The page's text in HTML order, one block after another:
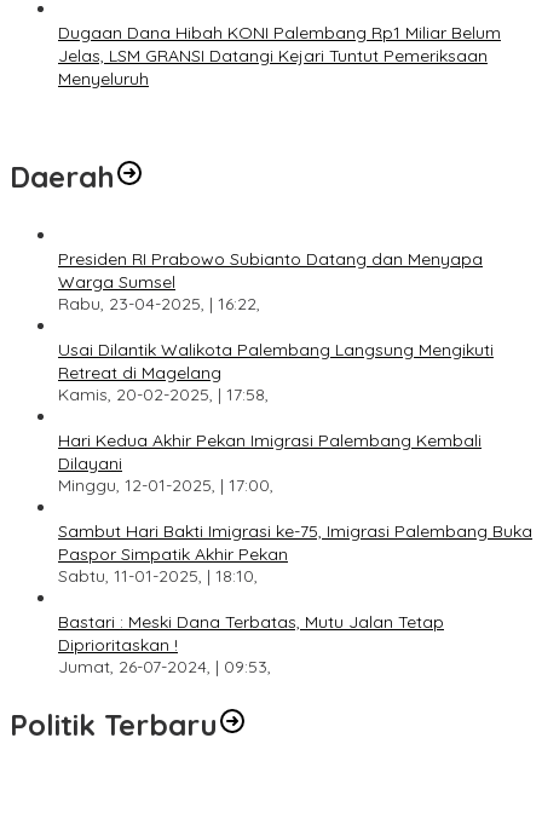
Dugaan Dana Hibah KONI Palembang Rp1 Miliar Belum
Jelas, LSM GRANSI Datangi Kejari Tuntut Pemeriksaan
Menyeluruh
Daerah
Presiden RI Prabowo Subianto Datang dan Menyapa
Warga Sumsel
Rabu, 23-04-2025, | 16:22,
Usai Dilantik Walikota Palembang Langsung Mengikuti
Retreat di Magelang
Kamis, 20-02-2025, | 17:58,
Hari Kedua Akhir Pekan Imigrasi Palembang Kembali
Dilayani
Minggu, 12-01-2025, | 17:00,
Sambut Hari Bakti Imigrasi ke-75, Imigrasi Palembang Buka
Paspor Simpatik Akhir Pekan
Sabtu, 11-01-2025, | 18:10,
Bastari : Meski Dana Terbatas, Mutu Jalan Tetap
Diprioritaskan !
Jumat, 26-07-2024, | 09:53,
Politik Terbaru